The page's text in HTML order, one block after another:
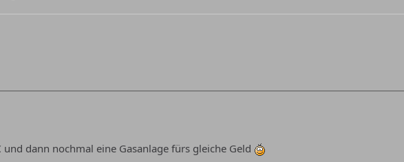
dann nochmal eine Gasanlage fürs gleiche Geld